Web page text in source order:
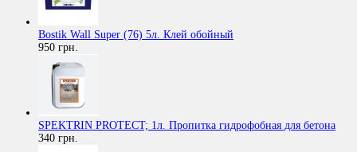
Bostik Wall Super (76) 5л. Клей обойный
950 грн.
SPEKTRIN PROTECT; 1л. Пропитка гидрофобная для бетона
340 грн.